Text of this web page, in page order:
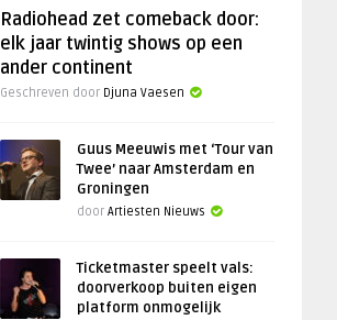
Radiohead zet comeback door:
elk jaar twintig shows op een
ander continent
Geschreven door Djuna Vaesen
Guus Meeuwis met ‘Tour van
Twee’ naar Amsterdam en
Groningen
door Artiesten Nieuws
Ticketmaster speelt vals:
doorverkoop buiten eigen
platform onmogelijk